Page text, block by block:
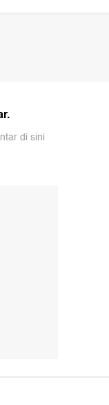
di sini